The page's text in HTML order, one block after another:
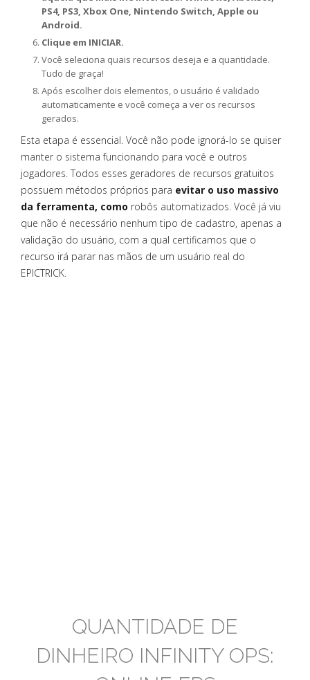
PS4, PS3, Xbox One, Nintendo Switch, Apple ou
Android.
Clique em INICIAR.
Você seleciona quais recursos deseja e a quantidade.
Tudo de graça!
Após escolher dois elementos, o usuário é validado
automaticamente e você começa a ver os recursos
gerados.
Esta etapa é essencial. Você não pode ignorá-lo se quiser
manter o sistema funcionando para você e outros
jogadores. Todos esses geradores de recursos gratuitos
possuem métodos próprios para evitar o uso massivo
da ferramenta, como robôs automatizados. Você já viu
que não é necessário nenhum tipo de cadastro, apenas a
validação do usuário, com a qual certificamos que o
recurso irá parar nas mãos de um usuário real do
EPICTRICK.
QUANTIDADE DE
DINHEIRO INFINITY OPS: